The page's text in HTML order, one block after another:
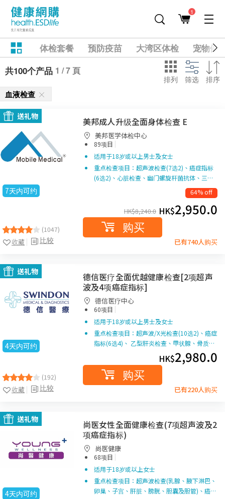
1
体检套餐 预防疫苗 大湾区体检
宠物健
共100个产品 1 / 7 頁
排列 筛选 排序
血液检查
送礼物
7天内可约
(1047)
比较
收藏
美邦成人升级全面身体检查 E
美邦医学体检中心
89项目 |
适用于18岁或以上男士及女士
重点检查项目：超声波检查(7选2)、癌症指标
(6选2)、心脏检查、幽门螺旋杆菌抗体、三…
64% off
HK$8,240.0 HK$2,950.0
购买
已有740人购买
送礼物
4天内可约
(192)
比较
收藏
德信医疗全面优越健康检查[2项超声
波及4项癌症指标]
德信医疗中心
60项目 |
适用于18岁或以上男士及女士
重点检查项目：超声波/X光检查(10选2)、癌症
指标(6选4)、 乙型肝炎检查、甲状腺、骨质…
HK$2,980.0
购买
已有220人购买
送礼物
4天内可约
尚医女性全面健康检查(7项超声波及2
项癌症指标)
尚医健康
68项目 |
适用于18岁或以上女士
重点检查项目：超声波检查(乳腺、腋下淋巴、
卵巢、子宫、肝脏、膀胱、胆囊及胆管)、癌…